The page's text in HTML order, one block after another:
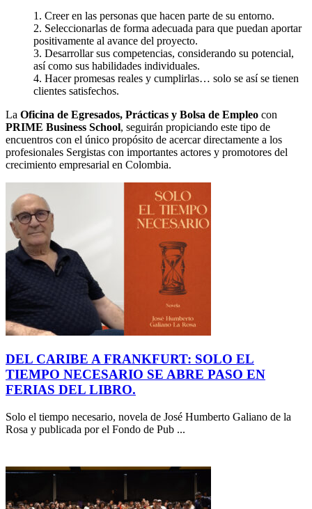
1. Creer en las personas que hacen parte de su entorno.
2. Seleccionarlas de forma adecuada para que puedan aportar
positivamente al avance del proyecto.
3. Desarrollar sus competencias, considerando su potencial,
así como sus habilidades individuales.
4. Hacer promesas reales y cumplirlas… solo se así se tienen
clientes satisfechos.
La Oficina de Egresados, Prácticas y Bolsa de Empleo con
PRIME Business School, seguirán propiciando este tipo de
encuentros con el único propósito de acercar directamente a los
profesionales Sergistas con importantes actores y promotores del
crecimiento empresarial en Colombia.
DEL CARIBE A FRANKFURT: SOLO EL
TIEMPO NECESARIO SE ABRE PASO EN
FERIAS DEL LIBRO.
Solo el tiempo necesario, novela de José Humberto Galiano de la
Rosa y publicada por el Fondo de Pub ...